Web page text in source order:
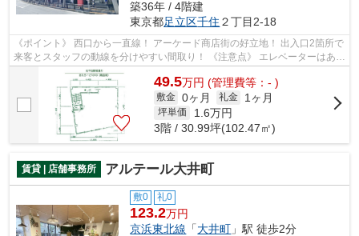
築36年 / 4階建
東京都足立区千住 ２丁目2-18
《ポイント》 西口から一直線！ アーケード商店街の好立地！ 出入口2箇所で
来客とスタッフの動線を分けやすい間取り！ 《注意点》 エレベーターはあり
ません
49.5万円 (管理費等：- )
敷金 0ヶ月 礼金 1ヶ月
坪単価 1.6万円
3階 / 30.99坪(102.47㎡)
賃貸 | 店舗事務所 アルテール大井町
敷0 礼0
123.2万円
京浜東北線 「大井町 」駅 徒歩2分